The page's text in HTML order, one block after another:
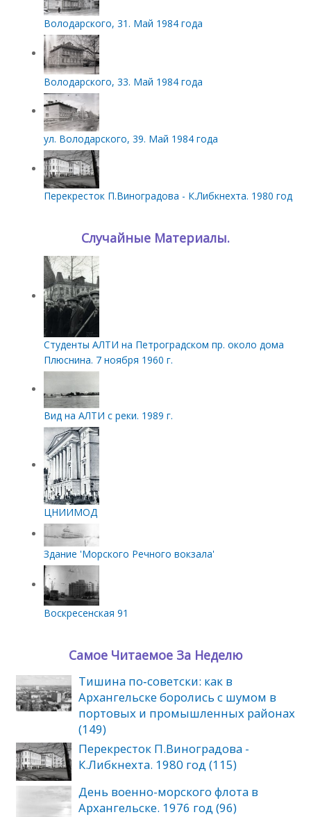
Володарского, 31. Май 1984 года
Володарского, 33. Май 1984 года
ул. Володарского, 39. Май 1984 года
Перекресток П.Виноградова - К.Либкнехта. 1980 год
Случайные Материалы.
Студенты АЛТИ на Петроградском пр. около дома
Плюснина. 7 ноября 1960 г.
Вид на АЛТИ с реки. 1989 г.
ЦНИИМОД
Здание 'Морского Речного вокзала'
Воскресенская 91
Самое Читаемое За Неделю
Тишина по‑советски: как в
Архангельске боролись с шумом в
портовых и промышленных районах
(149)
Перекресток П.Виноградова -
К.Либкнехта. 1980 год (115)
День военно-морского флота в
Архангельске. 1976 год (96)